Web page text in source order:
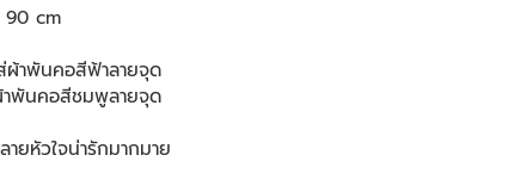
90 cm
ผ้าพันคอสีฟ้าลายจุด
าพันคอสีชมพูลายจุด
ยหัวใจน่ารักมากมาย